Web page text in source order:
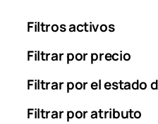
Filtros activos
Filtrar por precio
Filtrar por el estado
Filtrar por atributo